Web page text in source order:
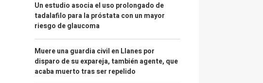
Un estudio asocia el uso prolongado de
tadalafilo para la próstata con un mayor
riesgo de glaucoma
Muere una guardia civil en Llanes por
disparo de su expareja, también agente, que
acaba muerto tras ser repelido